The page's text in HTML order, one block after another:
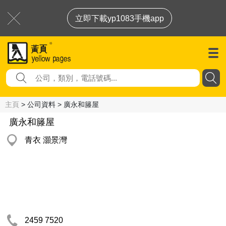
立即下載yp1083手機app
主頁 > 公司資料 > 廣永和籐屋
廣永和籐屋
青衣 灝景灣
2459 7520